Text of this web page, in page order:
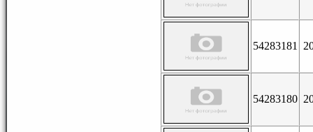
54283181
54283180